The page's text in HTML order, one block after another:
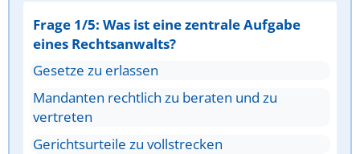
Frage 1/5: Was ist eine zentrale Aufgabe
eines Rechtsanwalts?
Gesetze zu erlassen
Mandanten rechtlich zu beraten und zu
vertreten
Gerichtsurteile zu vollstrecken